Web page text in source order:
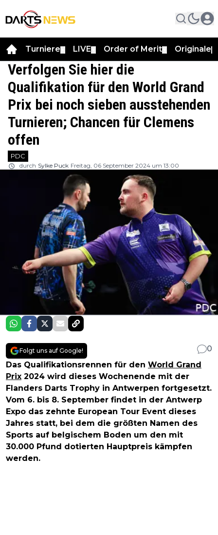
Turniere LIVE Order of Merit Originale
Verfolgen Sie hier die
Qualifikation für den World Grand
Prix bei noch sieben ausstehenden
Turnieren; Chancen für Clemens
offen
PDC
durch Sylke Puck Freitag, 06 September 2024 um 13:00
Folgt uns auf Google!
0
Das Qualifikationsrennen für den World Grand
Prix 2024 wird dieses Wochenende mit der
Flanders Darts Trophy in Antwerpen fortgesetzt.
Vom 6. bis 8. September findet in der Antwerp
Expo das zehnte European Tour Event dieses
Jahres statt, bei dem die größten Namen des
Sports auf belgischem Boden um den mit
30.000 Pfund dotierten Hauptpreis kämpfen
werden.